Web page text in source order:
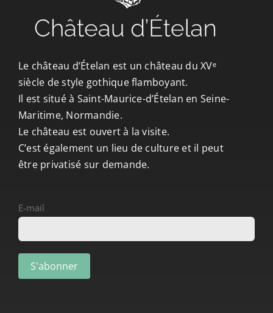
Le château d’Ételan est un château du XVᵉ
siècle de style gothique flamboyant.
Il est situé à Saint-Maurice-d’Ételan en Seine-
Maritime, Normandie.
Le château est ouvert à la visite.
C’est également un lieu de culture et il peut
être privatisé sur demande.
E-mail